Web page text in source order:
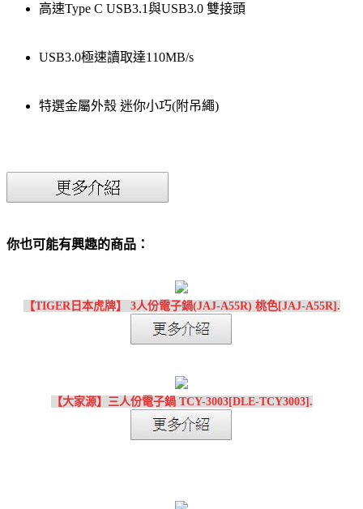
高速Type C USB3.1與USB3.0 雙接頭
USB3.0極速讀取達110MB/s
特選金屬外殼 迷你小巧(附吊繩)
你也可能有興趣的商品：
【TIGER日本虎牌】 3人份電子鍋(JAJ-A55R) 桃色[JAJ-A55R].
【大家源】三人份電子鍋 TCY-3003[DLE-TCY3003].